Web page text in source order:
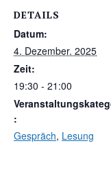
DETAILS
Datum:
4. Dezember. 2025
Zeit:
19:30 - 21:00
:
Gespräch, Lesung